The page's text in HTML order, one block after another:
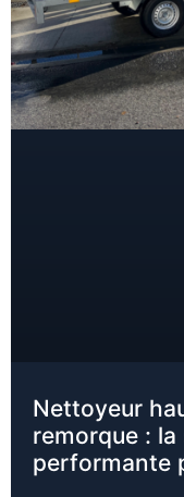
Nettoyeur
remorque :
performante